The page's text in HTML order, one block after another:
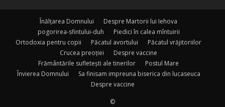
Înălțarea Domnului
Despre Martorii lui Iehova
pogorirea-sfintului-duh
Piedici în calea mîntuirii
Ortodoxia pentru copii
Păcatul avortului
Păcatul vrăjitoriilor
Crucea preoției
Despre vaccine
Frământările sufletești ale tinerilor
Postul Mare
Învierea Domnului
Sa finisam impreuna biserica din lucaseuca
Despre vaccine
©